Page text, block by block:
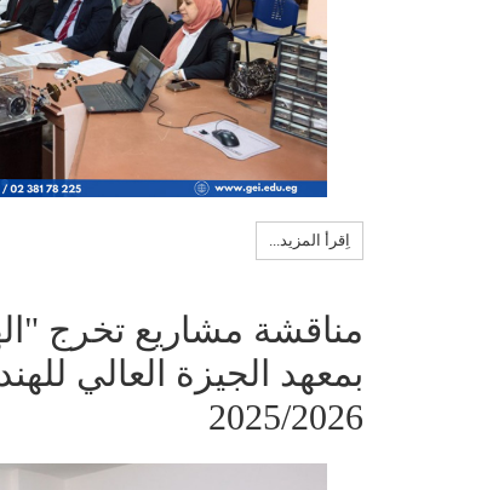
اِقرأ المزيد...
مناقشة مشاريع تخرج
بمعهد الجيزة العالي
2025/2026